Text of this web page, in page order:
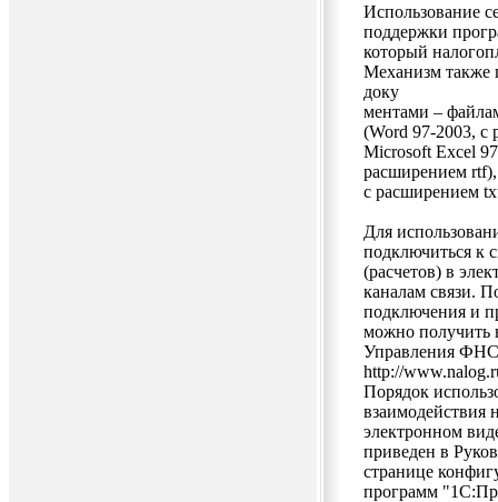
Использование
поддержки
который
Механизм также
доку
ментами –
(Word 97-2003, с
Microsoft Excel
расширением
с расширением
Для
подключиться к
(расчетов) в
каналам связи.
подключения и
можно получить
Управления ФНС
http://
Порядок
взаимодействия
электронном
приведен в
странице
программ